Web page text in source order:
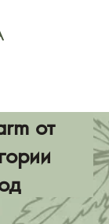
от